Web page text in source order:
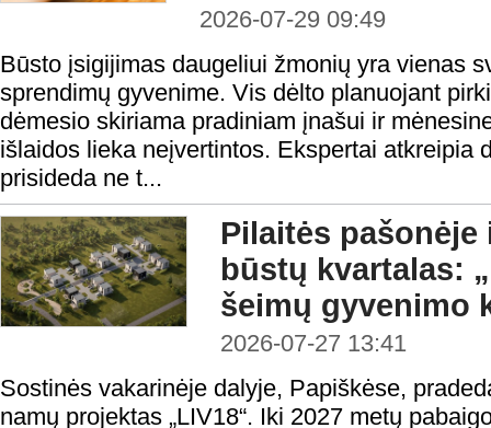
2026-07-29 09:49
Būsto įsigijimas daugeliui žmonių yra vienas
sprendimų gyvenime. Vis dėlto planuojant
dėmesio skiriama pradiniam įnašui ir
išlaidos lieka neįvertintos. Ekspertai atkreipia
prisideda ne t...
Pilaitės
būstų kvartalas:
šeimų gyvenimo
2026-07-27 13:41
Sostinės vakarinėje dalyje, Papiškėse,
namų projektas „LIV18“. Iki 2027 metų